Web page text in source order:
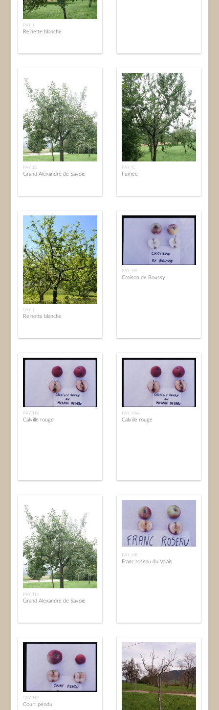
PAY_IJ
Reinette blanche
PAY_IG
Grand Alexandre de Savoie
PAY_IC
Fumée
PAY_I
Reinette blanche
PAY_HY
Croison de Boussy
PAY_HX
Calville rouge
PAY_HW
Calville rouge
PAY_HU
Grand Alexandre de Savoie
PAY_HR
Franc roseau du Valais
PAY_HP
Court pendu